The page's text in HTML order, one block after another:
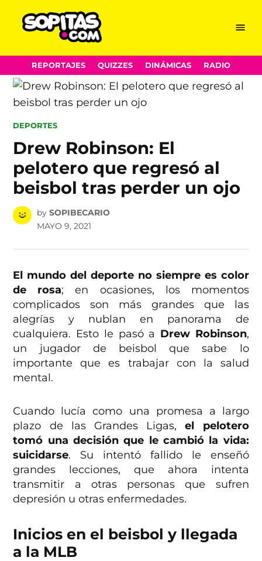
Skip
to
content
Menu
REPORTAJES QUIZZES DINÁMICAS RADIO
POSTED
DEPORTES
Drew Robinson: El
pelotero que regresó al
beisbol tras perder un ojo
by SOPIBECARIO
MAYO 9, 2021
El mundo del deporte no siempre es color
de rosa; en ocasiones, los momentos
complicados son más grandes que las
alegrías y nublan en panorama de
cualquiera. Esto le pasó a Drew Robinson,
un jugador de beisbol que sabe lo
importante que es trabajar con la salud
mental.
Cuando lucía como una promesa a largo
plazo de las Grandes Ligas,el pelotero
tomó una decisión que le cambió la vida:
suicidarse. Su intentó fallido le enseñó
grandes lecciones, que ahora intenta
transmitir a otras personas que sufren
depresión u otras enfermedades.
Inicios en el beisbol y llegada
a la MLB